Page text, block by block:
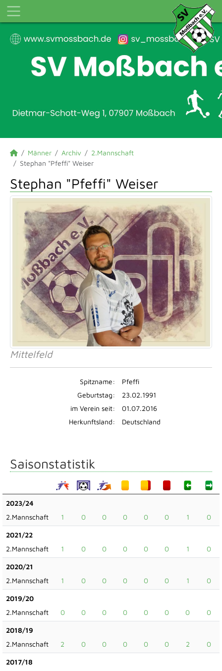
Männer Archiv
2.Mannschaft
Stephan "Pfeffi" Weiser
Stephan "Pfeffi" Weiser
Mittelfeld
Spitzname:
Pfeffi
Geburtstag:
23.02.1991
im Verein seit:
01.07.2016
Herkunftsland:
Deutschland
Saisonstatistik
2023/24
2.Mannschaft
1 0 0 0 0 0 1 0
2021/22
2.Mannschaft
1 0 0 0 0 0 1 0
2020/21
2.Mannschaft
1 0 0 0 0 0 1 0
2019/20
2.Mannschaft
0 0 0 0 0 0 0 0
2018/19
2.Mannschaft
2 0 0 0 0 0 2 0
2017/18